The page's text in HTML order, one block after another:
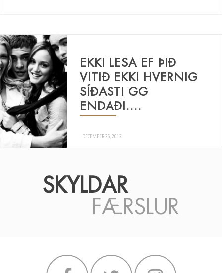
EKKI LESA EF ÞIÐ
VITIÐ EKKI HVERNIG
SÍÐASTI GG
ENDAÐI....
DECEMBER 26, 2012
SKYLDAR
FÆRSLUR